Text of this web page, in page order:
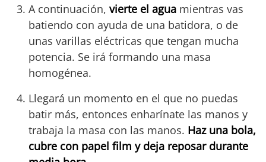
A continuación, vierte el agua mientras vas
batiendo con ayuda de una batidora, o de
unas varillas eléctricas que tengan mucha
potencia. Se irá formando una masa
homogénea.
Llegará un momento en el que no puedas
batir más, entonces enharínate las manos y
trabaja la masa con las manos. Haz una bola,
cubre con papel film y deja reposar durante